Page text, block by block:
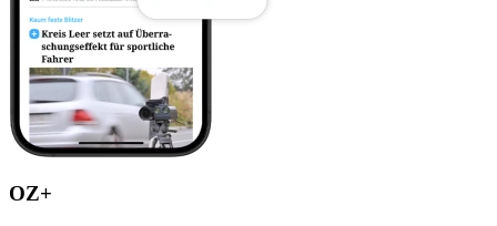
OZ+